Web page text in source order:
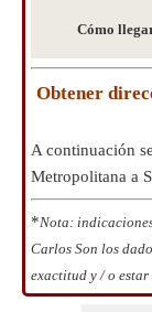
Cómo
Obtener
A continuación
Metropolitana a
*Nota:
Carlos Son los
exactitud y / o